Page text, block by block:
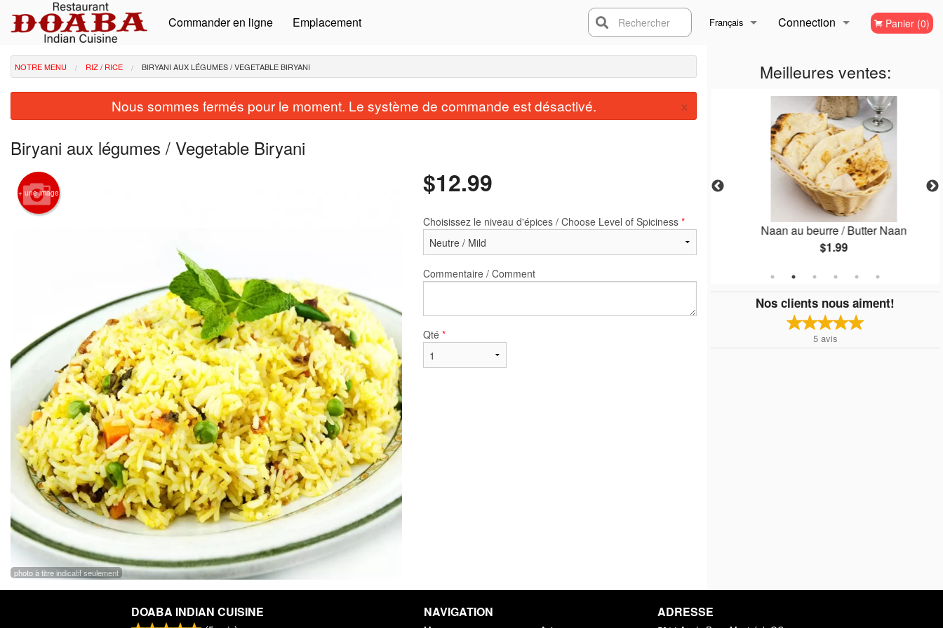
Commander en ligne Emplacement Français Connection
Inscription
Panier (0)
Rechercher
Meilleures ventes:
Poulet au beurre / Butter Chicken
Samosa (2 mcx / 2 pcs)
Naan au beurre / Butter Naan
$1.99
Nos clients nous aiment!
5 avis
NOTRE MENU RIZ / RICE BIRYANI AUX LÉGUMES / VEGETABLE BIRYANI
Nous sommes fermés pour le moment. Le système de commande est désactivé. ×
Biryani aux légumes / Vegetable Biryani
+ une image
photo à titre indicatif seulement
$12.99
Choisissez le niveau d'épices / Choose Level of Spiciness *
Commentaire / Comment
Qté *
DOABA INDIAN CUISINE NAVIGATION ADRESSE